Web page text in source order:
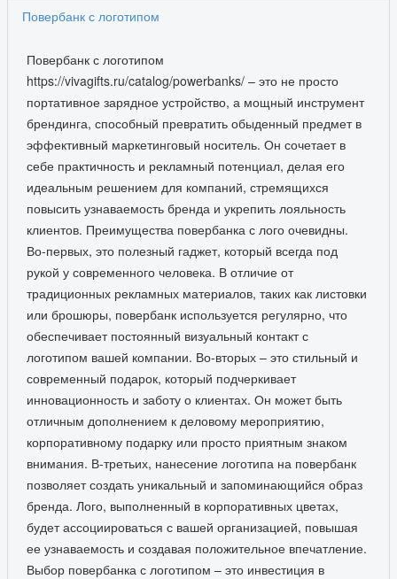
Повербанк с логотипом
Повербанк с логотипом
https://vivagifts.ru/catalog/powerbanks/ – это не просто
портативное зарядное устройство, а мощный инструмент
брендинга, способный превратить обыденный предмет в
эффективный маркетинговый носитель. Он сочетает в
себе практичность и рекламный потенциал, делая его
идеальным решением для компаний, стремящихся
повысить узнаваемость бренда и укрепить лояльность
клиентов. Преимущества повербанка с лого очевидны.
Во-первых, это полезный гаджет, который всегда под
рукой у современного человека. В отличие от
традиционных рекламных материалов, таких как листовки
или брошюры, повербанк используется регулярно, что
обеспечивает постоянный визуальный контакт с
логотипом вашей компании. Во-вторых – это стильный и
современный подарок, который подчеркивает
инновационность и заботу о клиентах. Он может быть
отличным дополнением к деловому мероприятию,
корпоративному подарку или просто приятным знаком
внимания. В-третьих, нанесение логотипа на повербанк
позволяет создать уникальный и запоминающийся образ
бренда. Лого, выполненный в корпоративных цветах,
будет ассоциироваться с вашей организацией, повышая
ее узнаваемость и создавая положительное впечатление.
Выбор повербанка с логотипом – это инвестиция в